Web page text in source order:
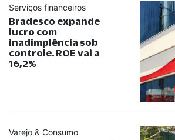
Serviços financeiros
Bradesco expande
lucro com
inadimplência sob
controle. ROE vai a
16,2%
Varejo & Consumo